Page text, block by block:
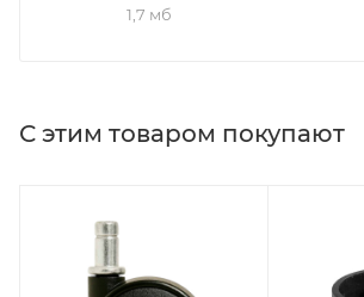
1,7 мб
С этим товаром покупают